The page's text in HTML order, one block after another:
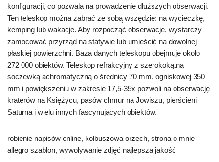
konfiguracji, co pozwala na prowadzenie dłuższych obserwacji.
Ten teleskop można zabrać ze sobą wszędzie: na wycieczkę,
kemping lub wakacje. Aby rozpocząć obserwacje, wystarczy
zamocować przyrząd na statywie lub umieścić na dowolnej
płaskiej powierzchni. Baza danych teleskopu obejmuje około
272 000 obiektów. Teleskop refrakcyjny z szerokokątną
soczewką achromatyczną o średnicy 70 mm, ogniskowej 350
mm i powiększeniu w zakresie 17,5-35x pozwoli na obserwację
kraterów na Księżycu, pasów chmur na Jowiszu, pierścieni
Saturna i wielu innych fascynujących obiektów.
robienie napisów online, kolbuszowa orzech, strona o mnie
allegro szablon, wywoływanie zdjęć najlepsza jakość